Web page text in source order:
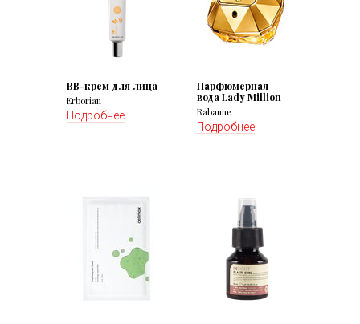
BB-крем для лица
Erborian
Подробнее
Парфюмерная
вода Lady Million
Rabanne
Подробнее